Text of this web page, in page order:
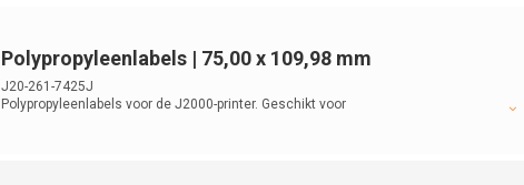
Polypropyleenlabels | 75,00 x 109,98 mm
J20-261-7425J
Polypropyleenlabels voor de J2000-printer. Geschikt voor